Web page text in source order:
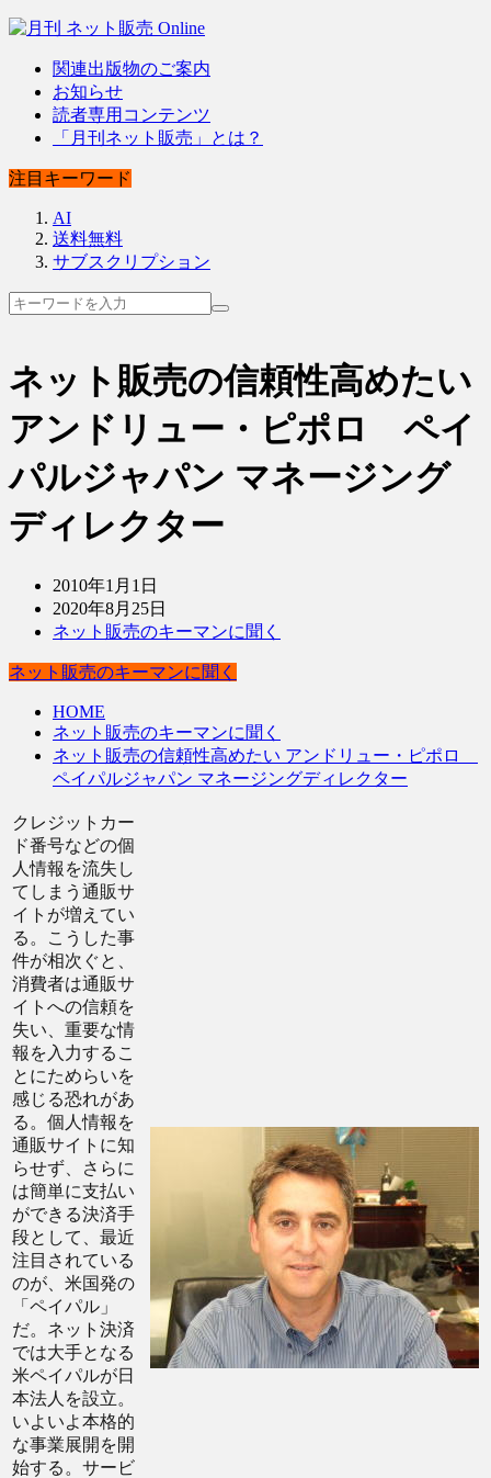
関連出版物のご案内
お知らせ
読者専用コンテンツ
「月刊ネット販売」とは？
注目キーワード
AI
送料無料
サブスクリプション
ネット販売の信頼性高めたい
アンドリュー・ピポロ ペイ
パルジャパン マネージング
ディレクター
2010年1月1日
2020年8月25日
ネット販売のキーマンに聞く
ネット販売のキーマンに聞く
HOME
ネット販売のキーマンに聞く
ネット販売の信頼性高めたい アンドリュー・ピポロ
ペイパルジャパン マネージングディレクター
クレジットカー
ド番号などの個
人情報を流失し
てしまう通販サ
イトが増えてい
る。こうした事
件が相次ぐと、
消費者は通販サ
イトへの信頼を
失い、重要な情
報を入力するこ
とにためらいを
感じる恐れがあ
る。個人情報を
通販サイトに知
らせず、さらに
は簡単に支払い
ができる決済手
段として、最近
注目されている
のが、米国発の
「ペイパル」
だ。ネット決済
では大手となる
米ペイパルが日
本法人を設立。
いよいよ本格的
な事業展開を開
始する。サービ